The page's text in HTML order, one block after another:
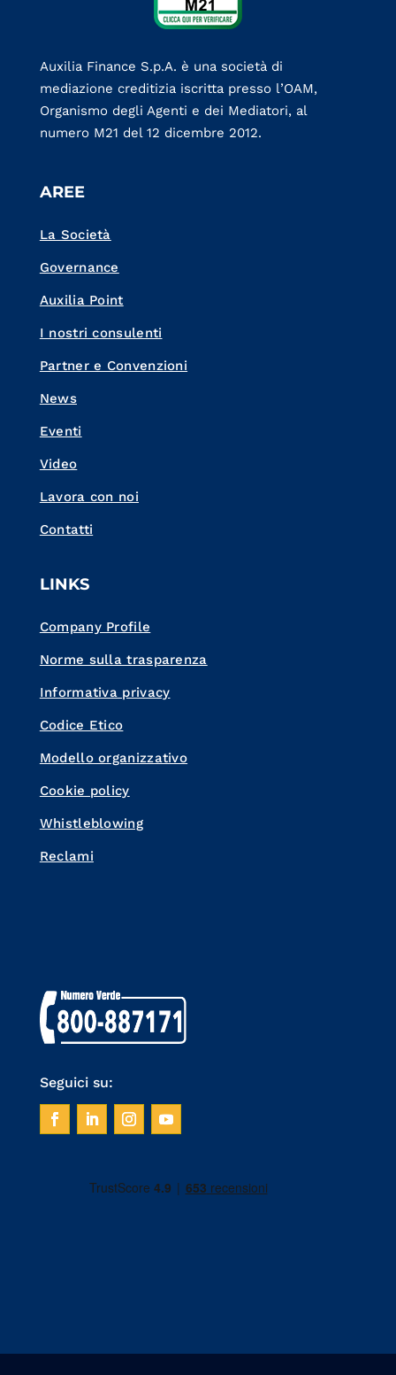
Auxilia Finance S.p.A. è una società di
mediazione creditizia iscritta presso l’OAM,
Organismo degli Agenti e dei Mediatori, al
numero M21 del 12 dicembre 2012.
AREE
La Società
Governance
Auxilia Point
I nostri consulenti
Partner e Convenzioni
News
Eventi
Video
Lavora con noi
Contatti
LINKS
Company Profile
Norme sulla trasparenza
Informativa privacy
Codice Etico
Modello organizzativo
Cookie policy
Whistleblowing
Reclami
Seguici su: